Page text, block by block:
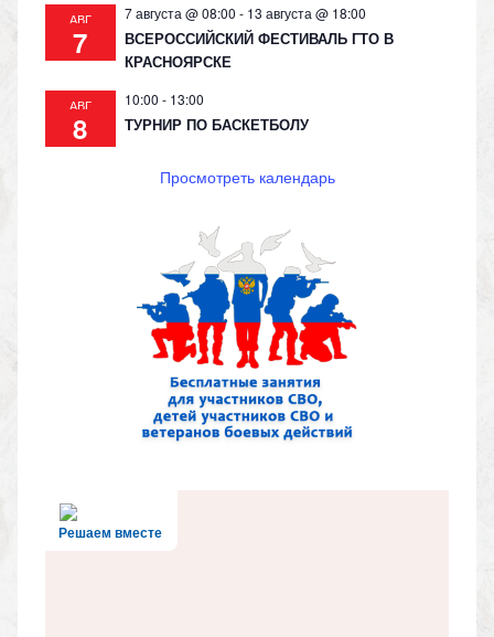
АВГ
7
7 августа @ 08:00 - 13 августа @ 18:00
ВСЕРОССИЙСКИЙ ФЕСТИВАЛЬ ГТО В
КРАСНОЯРСКЕ
АВГ
8
10:00 - 13:00
ТУРНИР ПО БАСКЕТБОЛУ
Просмотреть календарь
Решаем вместе